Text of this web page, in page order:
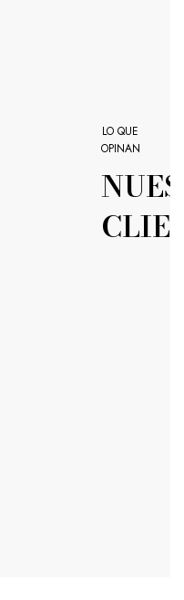
LO QUE
OPINAN